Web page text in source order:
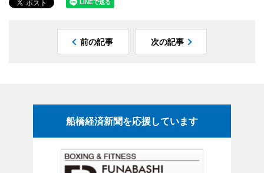
前の記事 次の記事
船橋経済新聞を応援しています